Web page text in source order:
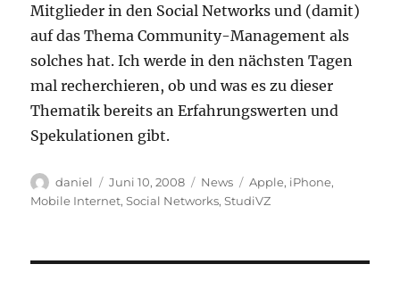
Mitglieder in den Social Networks und (damit)
auf das Thema Community-Management als
solches hat. Ich werde in den nächsten Tagen
mal recherchieren, ob und was es zu dieser
Thematik bereits an Erfahrungswerten und
Spekulationen gibt.
Autor
daniel
Veröffentlicht
am
Juni 10, 2008 Kategorien
News Schlagwörter
Apple, iPhone,
Mobile Internet,Social Networks,StudiVZ